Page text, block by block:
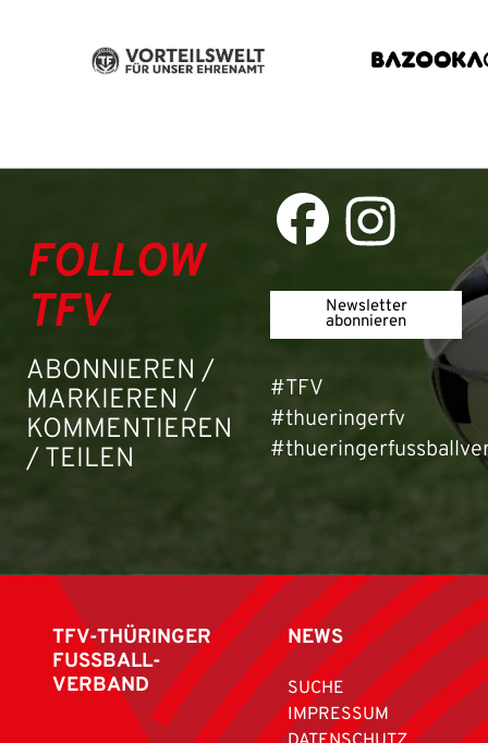
FOLLOW
TFV
ABONNIEREN /
MARKIEREN /
KOMMENTIEREN
/ TEILEN
Newsletter
abonnieren
#TFV
#thueringerfv
TFV-THÜRINGER
FUSSBALL-
VERBAND
NEWS
SUCHE
IMPRESSUM